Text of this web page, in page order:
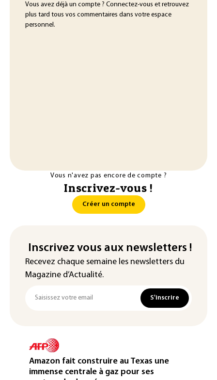
Vous avez déjà un compte ? Connectez-vous et retrouvez
plus tard tous vos commentaires dans votre espace
personnel.
Vous n'avez pas encore de compte ?
Inscrivez-vous !
Créer un compte
Inscrivez vous aux newsletters !
Recevez chaque semaine les newsletters du
Magazine d’Actualité.
S'inscrire
Amazon fait construire au Texas une
immense centrale à gaz pour ses